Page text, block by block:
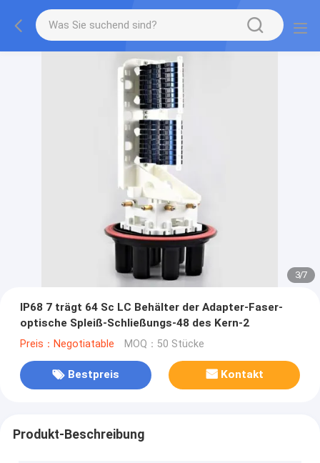
3/7
IP68 7 trägt 64 Sc LC Behälter der Adapter-Faser-
optische Spleiß-Schließungs-48 des Kern-2
Preis：Negotiatable MOQ：50 Stücke
Bestpreis Kontakt
Produkt-Beschreibung